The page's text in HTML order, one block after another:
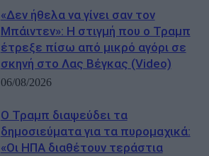
«Δεν ήθελα να γίνει σαν τον
Μπάιντεν»: Η στιγμή που ο Τραμπ
έτρεξε πίσω από μικρό αγόρι σε
σκηνή στο Λας Βέγκας (Video)
06/08/2026
Ο Τραμπ διαψεύδει τα
δημοσιεύματα για τα πυρομαχικά:
«Οι ΗΠΑ διαθέτουν τεράστια